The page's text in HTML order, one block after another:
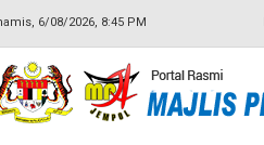
6/08/2026, 8:45 PM